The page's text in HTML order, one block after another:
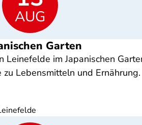
AUG
Garten
im Japanischen
Lebensmitteln und Ernährung.